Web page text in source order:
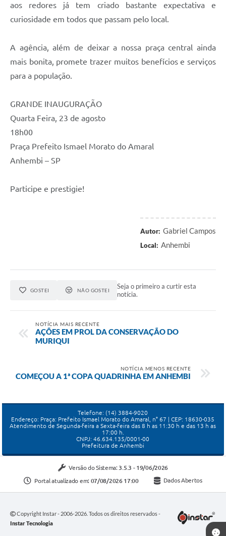
aos redores já tem criado bastante expectativa e
curiosidade em todos que passam pelo local.
A agência, além de deixar a nossa praça central ainda
mais bonita, promete trazer muitos benefícios e serviços
para a população.
GRANDE INAUGURAÇÃO
Quarta Feira, 23 de agosto
18h00
Praça Prefeito Ismael Morato do Amaral
Anhembi – SP
Participe e prestigie!
Autor: Gabriel Campos
Local: Anhembi
GOSTEI NÃO GOSTEI
Seja o primeiro a curtir esta
notícia.
NOTÍCIA MAIS RECENTE
AÇÕES EM PROL DA CONSERVAÇÃO DO
MURIQUI
NOTÍCIA MENOS RECENTE
COMEÇOU A 1ª COPA QUADRINHA EM ANHEMBI
Telefone: (14) 3884-9020
Endereço: Praça: Prefeito Ismael Morato do Amaral, n° 67 | CEP: 18630-035
Atendimento de Segunda-feira a Sexta-feira das 8 h as 11:30 h e das 13 h as
17:00 h.
CNPJ: 46.634.135/0001-00
Prefeitura de Anhembi
Versão do Sistema: 3.5.3 - 19/06/2026
Portal atualizado em: 07/08/2026 17:00 Dados Abertos
Copyright Instar - 2006-2026. Todos os direitos reservados -
Instar Tecnologia